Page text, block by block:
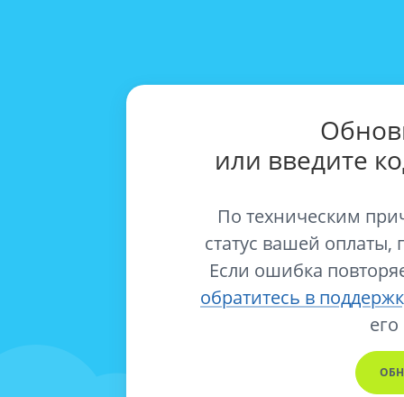
или введите
По техническим
статус вашей оплаты,
Если ошибка
обратитесь в
его